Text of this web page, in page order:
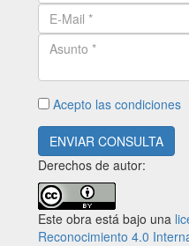
Acepto las condiciones
ENVIAR CONSULTA
Derechos de autor:
Este obra está bajo una
Reconocimiento 4.0